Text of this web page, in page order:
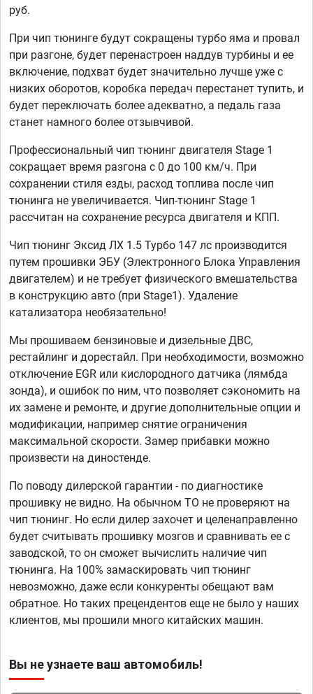
руб.
При чип тюнинге будут сокращены турбо яма и провал
при разгоне, будет перенастроен наддув турбины и ее
включение, подхват будет значительно лучше уже с
низких оборотов, коробка передач перестанет тупить, и
будет переключать более адекватно, а педаль газа
станет намного более отзывчивой.
Профессиональный чип тюнинг двигателя Stage 1
сокращает время разгона с 0 до 100 км/ч. При
сохранении стиля езды, расход топлива после чип
тюнинга не увеличивается. Чип-тюнинг Stage 1
рассчитан на сохранение ресурса двигателя и КПП.
Чип тюнинг Эксид ЛХ 1.5 Турбо 147 лс производится
путем прошивки ЭБУ (Электронного Блока Управления
двигателем) и не требует физического вмешательства
в конструкцию авто (при Stage1). Удаление
катализатора необязательно!
Мы прошиваем бензиновые и дизельные ДВС,
рестайлинг и дорестайл. При необходимости, возможно
отключение EGR или кислородного датчика (лямбда
зонда), и ошибок по ним, что позволяет сэкономить на
их замене и ремонте, и другие дополнительные опции и
модификации, например снятие ограничения
максимальной скорости. Замер прибавки можно
произвести на диностенде.
По поводу дилерской гарантии - по диагностике
прошивку не видно. На обычном ТО не проверяют на
чип тюнинг. Но если дилер захочет и целенаправленно
будет считывать прошивку мозгов и сравнивать ее с
заводской, то он сможет вычислить наличие чип
тюнинга. На 100% замаскировать чип тюнинг
невозможно, даже если конкуренты обещают вам
обратное. Но таких прецендентов еще не было у наших
клиентов, мы прошили много китайских машин.
Вы не узнаете ваш автомобиль!